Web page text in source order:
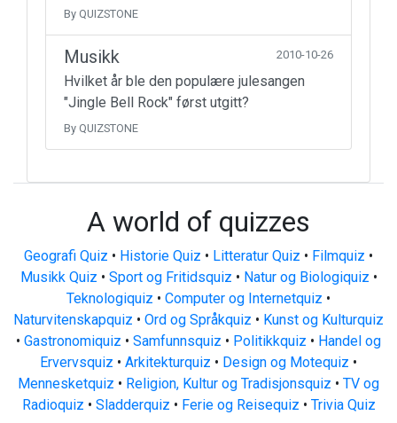
By QUIZSTONE
Musikk 2010-10-26
Hvilket år ble den populære julesangen
"Jingle Bell Rock" først utgitt?
By QUIZSTONE
A world of quizzes
Geografi Quiz • Historie Quiz • Litteratur Quiz • Filmquiz •
Musikk Quiz • Sport og Fritidsquiz • Natur og Biologiquiz •
Teknologiquiz • Computer og Internetquiz •
Naturvitenskapquiz • Ord og Språkquiz • Kunst og Kulturquiz
• Gastronomiquiz • Samfunnsquiz • Politikkquiz • Handel og
Ervervsquiz • Arkitekturquiz • Design og Motequiz •
Mennesketquiz • Religion, Kultur og Tradisjonsquiz • TV og
Radioquiz • Sladderquiz • Ferie og Reisequiz • Trivia Quiz